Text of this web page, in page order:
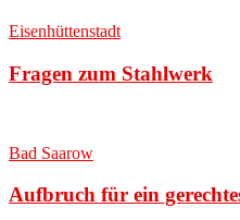
Eisenhüttenstadt
Fragen zum Stahlwerk
Bad Saarow
Aufbruch für ein